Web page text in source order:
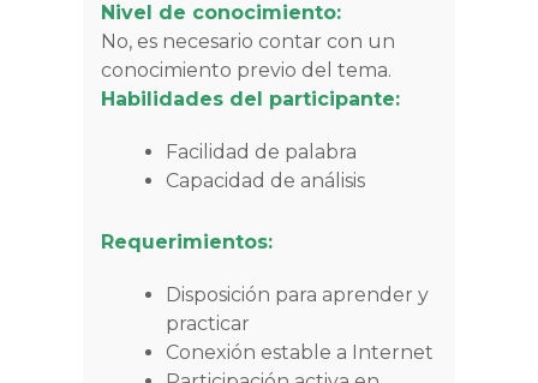
Nivel de conocimiento:
No, es necesario contar con un
conocimiento previo del tema.
Habilidades del participante:
Facilidad de palabra
Capacidad de análisis
Requerimientos:
Disposición para aprender y
practicar
Conexión estable a Internet